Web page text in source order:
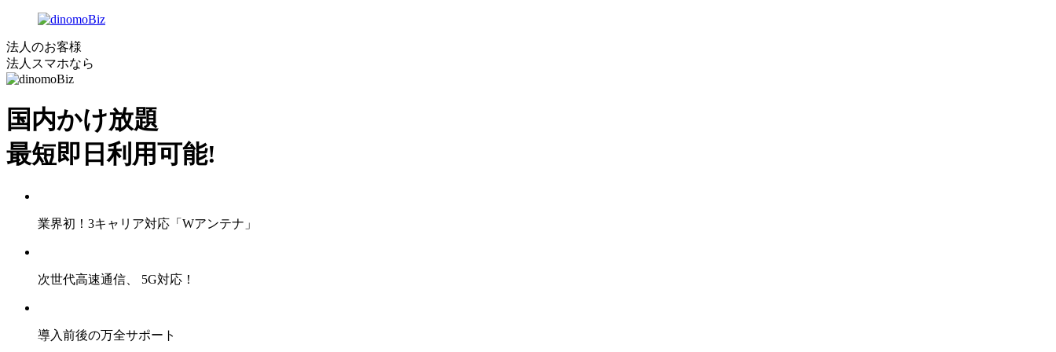
法人のお客様
法人スマホなら
国内かけ放題
最短即日利用可能!
業界初！ 3キャリア対応「Wアンテナ」
次世代高速通信、 5G対応！
導入前後の万全サポート